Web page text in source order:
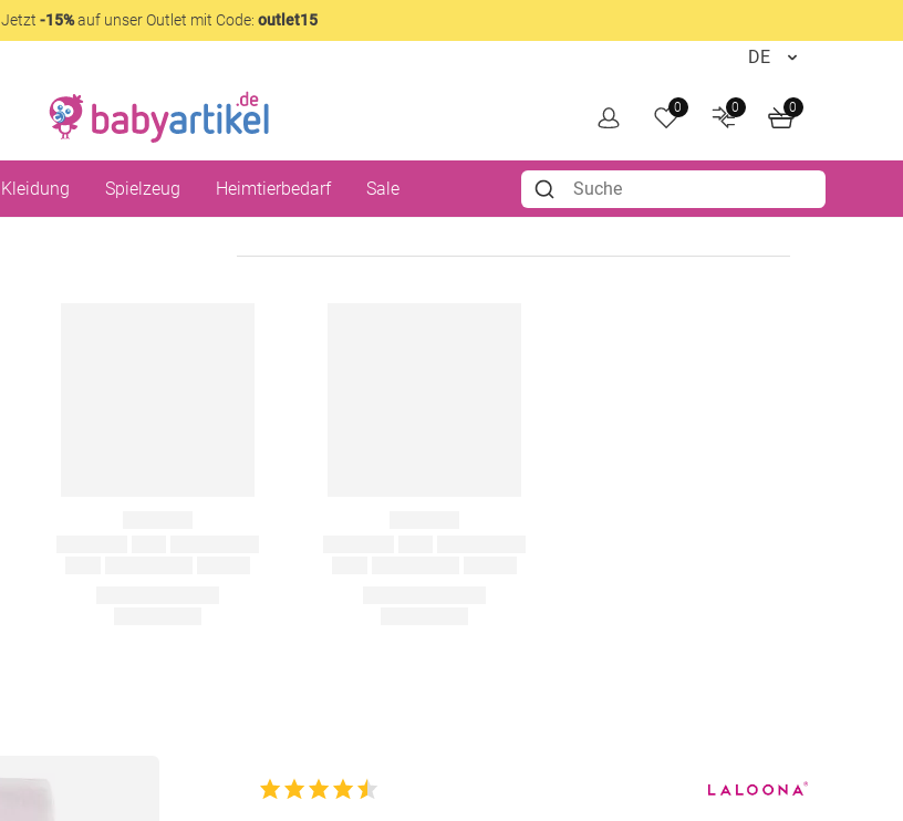
Jetzt -15%auf unser Outlet mit Code: outlet15
0 0 0
Kleidung Spielzeug Heimtierbedarf Sale